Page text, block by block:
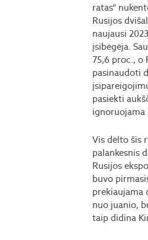
ratas“
Rusijos
naujausi
įsibėgėja.
75,6 proc., o
pasinaudoti
pasiekti
ignoruojama
Vis dėlto šis
palankesnis
Rusijos
buvo
prekiaujama
nuo juanio,
taip didina